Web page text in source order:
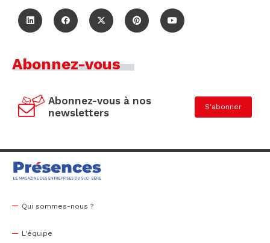
Abonnez-vous
Abonnez-vous à nos
newsletters
S'abonner
Qui sommes-nous ?
L'équipe